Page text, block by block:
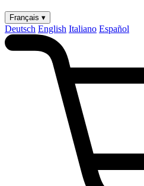
Français ▾
Deutsch English Italiano Español